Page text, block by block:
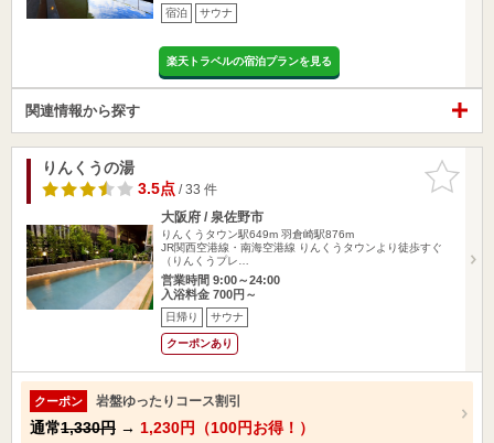
宿泊 サウナ
楽天トラベルの宿泊プランを見る
関連情報から探す
お気に入
りに追加
りんくうの湯
3.5点/ 33 件
大阪府 / 泉佐野市
りんくうタウン駅649m 羽倉崎駅876m
JR関西空港線・南海空港線 りんくうタウンより徒歩すぐ
（りんくうプレ…
営業時間 9:00～24:00
入浴料金 700円～
日帰り サウナ
クーポンあり
クーポン 岩盤ゆったりコース割引
通常1,330円 → 1,230円（100円お得！）